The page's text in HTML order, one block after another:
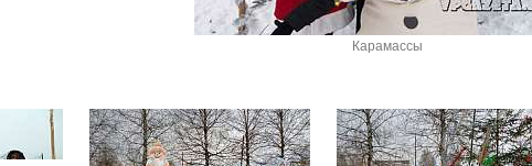
Карамассы